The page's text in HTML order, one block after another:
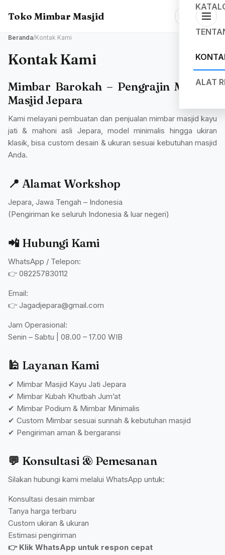
Toko Mimbar Masjid
ALAT
Beranda/Kontak Kami
Kontak Kami
Mimbar Barokah – Pengrajin Mimbar
Masjid Jepara
Kami melayani pembuatan dan penjualan mimbar masjid kayu
jati & mahoni asli Jepara, model minimalis hingga ukiran
klasik, bisa custom desain & ukuran sesuai kebutuhan masjid
Anda.
📍 Alamat Workshop
Jepara, Jawa Tengah – Indonesia
(Pengiriman ke seluruh Indonesia & luar negeri)
📲 Hubungi Kami
WhatsApp / Telepon:
👉 082257830112
Email:
👉 Jagadjepara@gmail.com
Jam Operasional:
Senin – Sabtu | 08.00 – 17.00 WIB
🕌 Layanan Kami
✔ Mimbar Masjid Kayu Jati Jepara
✔ Mimbar Kubah Khutbah Jum’at
✔ Mimbar Podium & Mimbar Minimalis
✔ Custom Mimbar sesuai sunnah & kebutuhan masjid
✔ Pengiriman aman & bergaransi
💬 Konsultasi & Pemesanan
Silakan hubungi kami melalui WhatsApp untuk:
Konsultasi desain mimbar
Tanya harga terbaru
Custom ukiran & ukuran
Estimasi pengiriman
👉 Klik WhatsApp untuk respon cepat